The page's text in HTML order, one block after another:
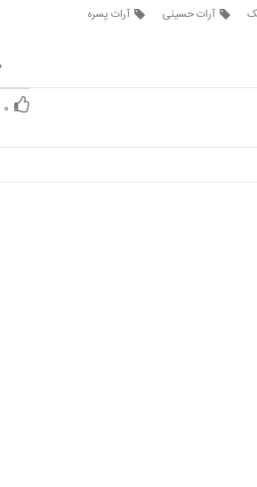
آرات حسینی آرات پسره
۰